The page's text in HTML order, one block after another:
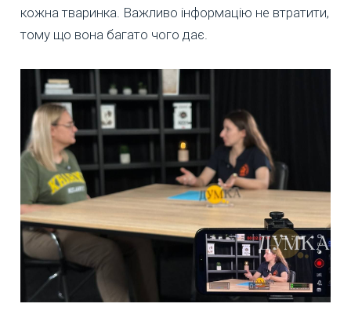
кожна тваринка. Важливо інформацію не втратити,
тому що вона багато чого дає.